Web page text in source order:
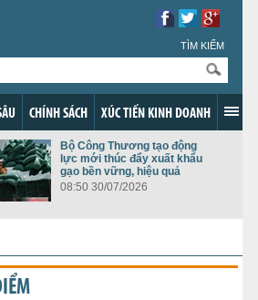
TÌM KIẾM
CHÍNH SÁCH XÚC TIẾN KINH DOANH
Bộ Công Thương tạo động
lực mới thúc đẩy xuất khẩu
gạo bền vững, hiệu quả
08:50 30/07/2026